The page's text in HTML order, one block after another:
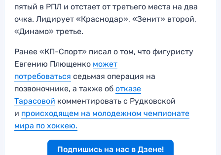
пятый в РПЛ и отстает от третьего места на два
очка. Лидирует «Краснодар», «Зенит» второй,
«Динамо» третье.
Ранее «КП-Спорт» писал о том, что фигуристу
Евгению Плющенко может
потребоваться седьмая операция на
позвоночнике, а также об отказе
Тарасовой комментировать с Рудковской
и происходящем на молодежном чемпионате
мира по хоккею.
Подпишись на нас в Дзене!